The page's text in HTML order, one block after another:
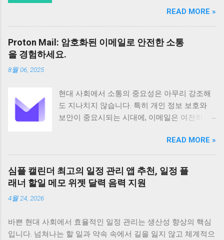
명 이상의 신규 사용자가 가입할 정도로 꾸준히
성장하고 있으며 다양한 기능과 편리한 사용성
으로 많은 사용자들의 호평을 받고 있습니다 이
앱은 단순한 스캔 기능을 넘어 문서 관리 공유
그리고 협업까지 지원하여 업무 효율성을 높이
이드 기반 애플리케이션으로 전 세계 200개 이
상의 국가와 지역에서 사용되고 있습니다
Android 5 이상 버전을 지원하며 전체 이용가 등
앱은 100만 건 이상의 다운로드 수를 기록하며
그 인기를 실감케 합니다 주요 기능으로는 문서
스캔 PDF 변환 텍스트 인식 문서 관리 공유 그리
고 협업 기능 등이 있습니다 특히 고급 이미지
트를 추출하고 편집할 수 있습니다 다양한 언어
를 지원하며 문서를 손쉽게 검색하고 관리할 수
READ MORE »
Proton Mail: 암호화된 이메일로 안전한 소통
을 경험하세요.
8월 06, 2025
현대 사회에서 소통의 중요성은 아무리 강조해
도 지나치지 않습니다. 특히 개인 정보 보호와
보안이 중요시되는 시대에, 이메일은 여전히 가
로 자리 잡고 있습니다. 하지만 동시에 이메일은
해킹이나 정보 유출의 위험에 항상 노출되어 있
습니다. 이러한 불안감을 해소하고 사용자의 프
라이버시를 최우선으로 보호하기 위해 탄생한
것이 바로 Proton Mail입니다. 스위스에 기반을
일 서비스를 제공하며, 전 세계 수백만 명의 사
용자가 그 가치를 인정하고 있습니다. Proton
READ MORE »
심플 캘린더 최고의 일정 관리 앱 추천, 일정 플
래너 할일 메모 위젯 달력 음력 지원
4월 24, 2026
바쁜 현대 사회에서 효율적인 일정 관리는 생산성 향상의 핵심
입니다. 넘쳐나는 할 일과 약속 속에서 길을 잃지 않고 체계적으